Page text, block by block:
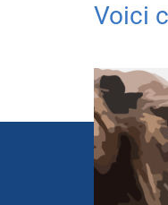
Voici